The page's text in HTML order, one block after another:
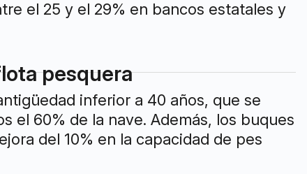
el 25 y el 29% en bancos estatales y
pesquera
inferior a 40 años, que se
el 60% de la nave. Además, los buques
del 10% en la capacidad de pes